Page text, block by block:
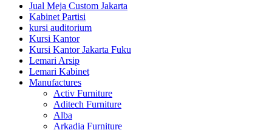
Jual Meja Custom Jakarta
Kabinet Partisi
kursi auditorium
Kursi Kantor
Kursi Kantor Jakarta Fuku
Lemari Arsip
Lemari Kabinet
Manufactures
Activ Furniture
Aditech Furniture
Alba
Arkadia Furniture